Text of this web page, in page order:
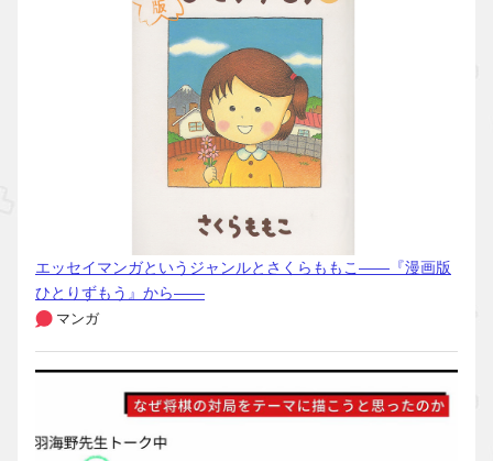
エッセイマンガというジャンルとさくらももこ――『漫画版
ひとりずもう』から――
マンガ